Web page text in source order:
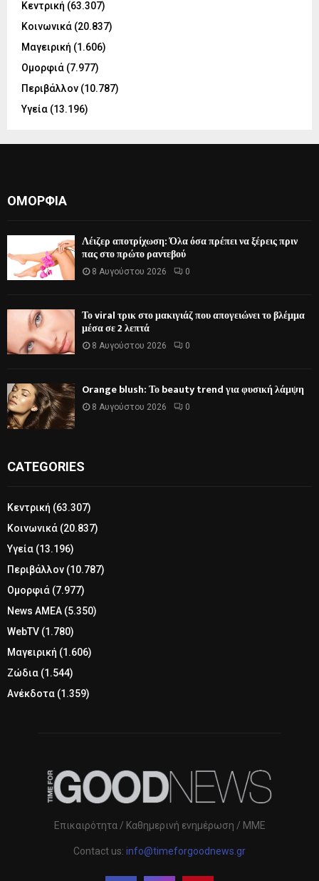
Κεντρική (63.307)
Κοινωνικά (20.837)
Μαγειρική (1.606)
Ομορφιά (7.977)
Περιβάλλον (10.787)
Υγεία (13.196)
ΟΜΟΡΦΙΆ
Λέιζερ αποτρίχωση: Όλα όσα πρέπει να ξέρεις πριν
πας στο πρώτο ραντεβού
8 Αυγούστου 2026 0
Το viral τρικ στο μακιγιάζ που απογειώνει το βλέμμα
μέσα σε 2 λεπτά
8 Αυγούστου 2026 0
Orange blush: Το beauty trend για φυσική λάμψη
8 Αυγούστου 2026 0
CATEGORIES
Κεντρική (63.307)
Κοινωνικά (20.837)
Υγεία (13.196)
Περιβάλλον (10.787)
Ομορφιά (7.977)
News ΑΜΕΑ (5.350)
WebTV (1.780)
Μαγειρική (1.606)
Ζώδια (1.544)
Ανέκδοτα (1.359)
Επικαιρότητα / Καθημερινή ενημέρωση / ΜΜΕ
Contact us: info@timeforgoodnews.gr